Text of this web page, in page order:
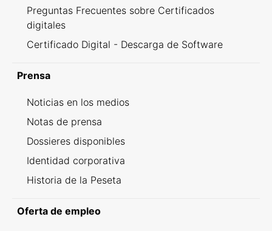
Preguntas Frecuentes sobre Certificados
digitales
Certificado Digital - Descarga de Software
Prensa
Noticias en los medios
Notas de prensa
Dossieres disponibles
Identidad corporativa
Historia de la Peseta
Oferta de empleo